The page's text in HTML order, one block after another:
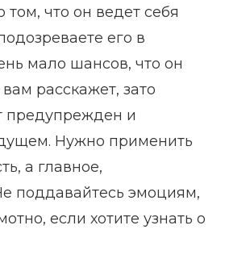
том, что он ведет себя
его в
мало шансов, что он
расскажет, зато
предупрежден и
Нужно применить
а главное,
поддавайтесь эмоциям,
если хотите узнать о